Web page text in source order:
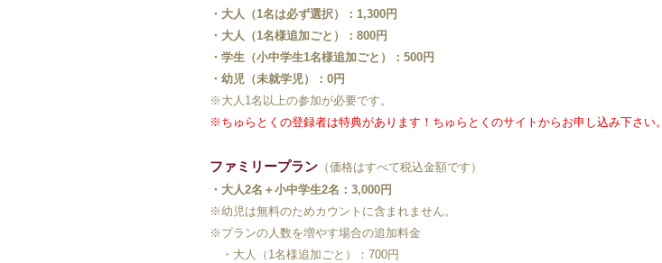
・大人（1名は必ず選択）：1,300円
・大人（1名様追加ごと）：800円
・学生（小中学生1名様追加ごと）：500円
・幼児（未就学児）：0円
※大人1名以上の参加が必要です。
※ちゅらとくの登録者は特典があります！ちゅらとくのサイトからお申し込み下さい。
ファミリープラン （価格はすべて税込金額です）
・大人2名＋小中学生2名：3,000円
※幼児は無料のためカウントに含まれません。
※プランの人数を増やす場合の追加料金
・大人（1名様追加ごと）：700円